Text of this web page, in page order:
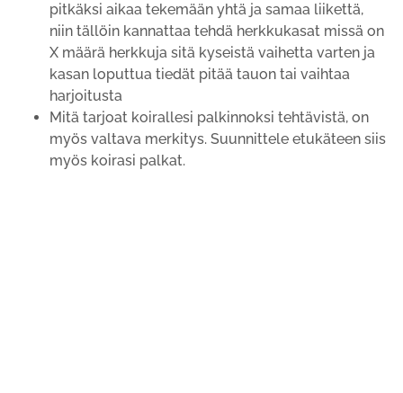
pitkäksi aikaa tekemään yhtä ja samaa liikettä,
niin tällöin kannattaa tehdä herkkukasat missä on
X määrä herkkuja sitä kyseistä vaihetta varten ja
kasan loputtua tiedät pitää tauon tai vaihtaa
harjoitusta
Mitä tarjoat koirallesi palkinnoksi tehtävistä, on
myös valtava merkitys. Suunnittele etukäteen siis
myös koirasi palkat.